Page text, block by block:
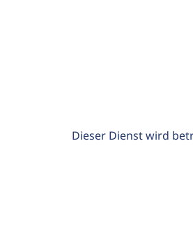
Dieser Dienst wird